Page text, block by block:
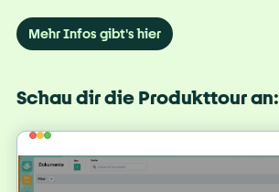
Mehr Infos gibt's hier
Schau dir die Produkttour an: